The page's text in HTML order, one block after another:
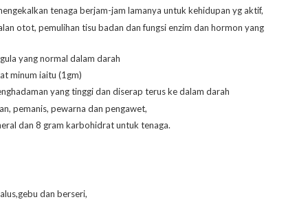
tenaga berjam-jam lamanya untuk kehidupan yg aktif,
otot, pemulihan tisu badan dan fungsi enzim dan hormon yang
yang normal dalam darah
minum iaitu (1gm)
yang tinggi dan diserap terus ke dalam darah
pemanis, pewarna dan pengawet,
dan 8 gram karbohidrat untuk tenaga.
dan berseri,